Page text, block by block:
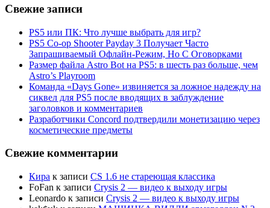
Свежие записи
PS5 или ПК: Что лучше выбрать для игр?
PS5 Co-op Shooter Payday 3 Получает Часто
Запрашиваемый Офлайн-Режим, Но С Оговорками
Размер файла Astro Bot на PS5: в шесть раз больше, чем
Astro’s Playroom
Команда «Days Gone» извиняется за ложное надежду на
сиквел для PS5 после вводящих в заблуждение
заголовков и комментариев
Разработчики Concord подтвердили монетизацию через
косметические предметы
Свежие комментарии
Кира к записи CS 1.6 не стареющая классика
FoFan к записи Crysis 2 — видео к выходу игры
Leonardo к записи Crysis 2 — видео к выходу игры